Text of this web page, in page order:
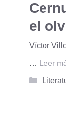
el
Víctor
…
Leer